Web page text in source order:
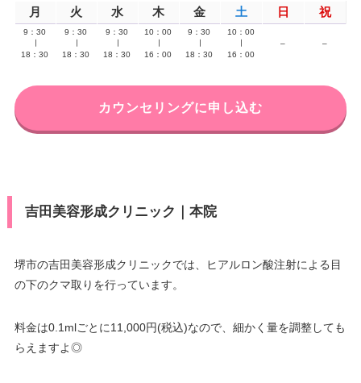
月 火 水 木 金 土 日 祝
9：30
18：30
9：30
18：30
9：30
18：30
10：00
16：00
9：30
18：30
10：00
16：00
– –
カウンセリングに申し込む
吉田美容形成クリニック｜本院
堺市の吉田美容形成クリニックでは、ヒアルロン酸注射による目
の下のクマ取りを行っています。
料金は0.1mlごとに11,000円(税込)なので、細かく量を調整しても
らえますよ◎